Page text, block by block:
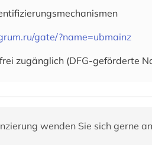
gate/?name=ubmainz
zugänglich (DFG-geförderte
wenden Sie sich gerne an